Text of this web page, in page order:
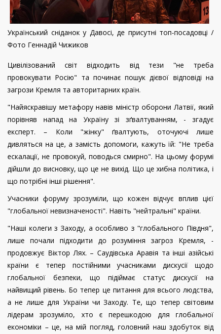
Український сніданок у Давосі, де присутні топ-посадовці /
Фото Геннадій Чижиков
Цивілізований світ відходить від тези "не треба
провокувати Росію" та починає пошук дієвої відповіді на
загрози Кремля та авторитарних країн.
"Найяскравішу метафору навів міністр оборони Латвії, який
порівняв напад на Україну зі зґвалтуванням, - згадує
експерт. – Коли "жінку" ґвалтують, оточуючі лише
дивляться на це, а замість допомоги, кажуть їй: "Не треба
ескалації, не провокуй, поводься смирно". На цьому форумі
дійшли до висновку, що це не вихід. Що це хибна політика, і
що потрібні інші рішення".
Учасники форуму зрозуміли, що кожен відчує вплив цієї
"глобальної невизначеності". Навіть "нейтральні" країни.
"Наші колеги з Заходу, а особливо з "глобального Півдня",
лише почали підходити до розуміння загроз Кремля, -
продовжує Віктор Лях. – Саудівська Аравія та інші азійські
країни є тепер постійними учасниками дискусії щодо
глобальної безпеки, що підіймає статус дискусії на
найвищий рівень. Бо тепер це питання для всього людства,
а не лише для України чи Заходу. Те, що тепер світовим
лідерам зрозуміло, хто є перешкодою для глобальної
економіки – це, на мій погляд, головний наш здобуток від